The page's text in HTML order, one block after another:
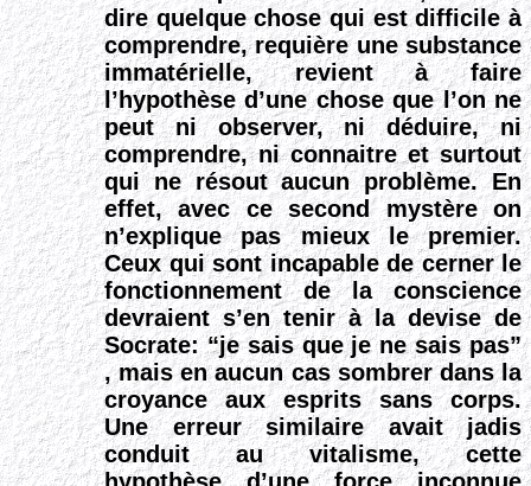
dire quelque chose qui est difficile à
comprendre, requière une substance
immatérielle, revient à faire
l’hypothèse d’une chose que l’on ne
peut ni observer, ni déduire, ni
comprendre, ni connaitre et surtout
qui ne résout aucun problème. En
effet, avec ce second mystère on
n’explique pas mieux le premier.
Ceux qui sont incapable de cerner le
fonctionnement de la conscience
devraient s’en tenir à la devise de
Socrate: “je sais que je ne sais pas”
, mais en aucun cas sombrer dans la
croyance aux esprits sans corps.
Une erreur similaire avait jadis
conduit au vitalisme, cette